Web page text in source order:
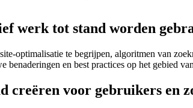
werk tot stand worden
optimalisatie te begrijpen, algoritmen van
benaderingen en best practices op het gebied
creëren voor gebruikers en